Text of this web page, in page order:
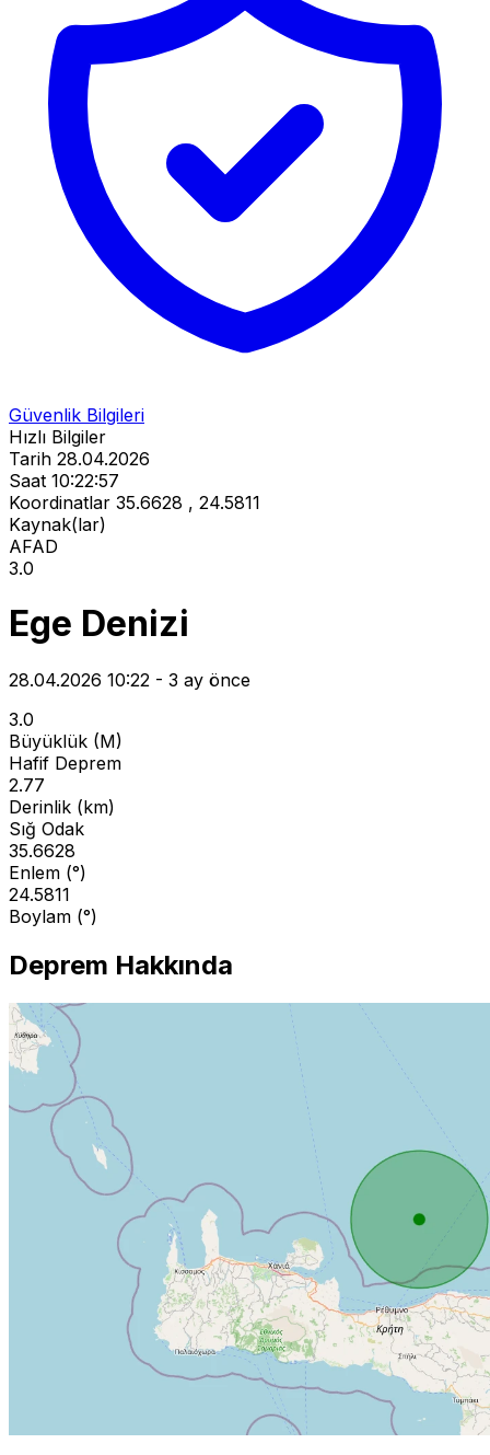
Güvenlik Bilgileri
Hızlı Bilgiler
Tarih 28.04.2026
Saat 10:22:57
Koordinatlar 35.6628 , 24.5811
Kaynak(lar)
AFAD
3.0
Ege Denizi
28.04.2026 10:22 - 3 ay önce
3.0
Büyüklük (M)
Hafif Deprem
2.77
Derinlik (km)
Sığ Odak
35.6628
Enlem (°)
24.5811
Boylam (°)
Deprem Hakkında